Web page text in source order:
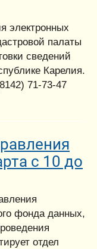
электронных
палаты
сведений
Карелия.
71-73-47
с 10 до
фонда данных,
отдел